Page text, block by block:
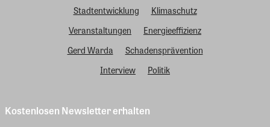
Stadtentwicklung
Klimaschutz
Veranstaltungen
Energieeffizienz
Gerd Warda
Schadensprävention
Interview
Politik
Kostenlosen Newsletter erhalten